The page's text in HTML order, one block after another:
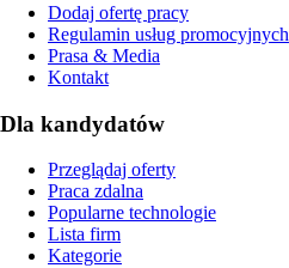
Dodaj ofertę pracy
Regulamin usług promocyjnych
Prasa & Media
Kontakt
Dla kandydatów
Przeglądaj oferty
Praca zdalna
Popularne technologie
Lista firm
Kategorie